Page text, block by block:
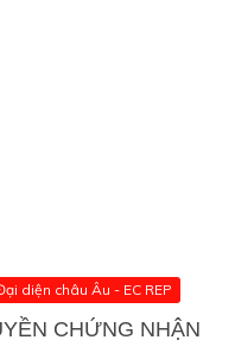
diện châu Âu - EC REP
CHỨNG NHẬN